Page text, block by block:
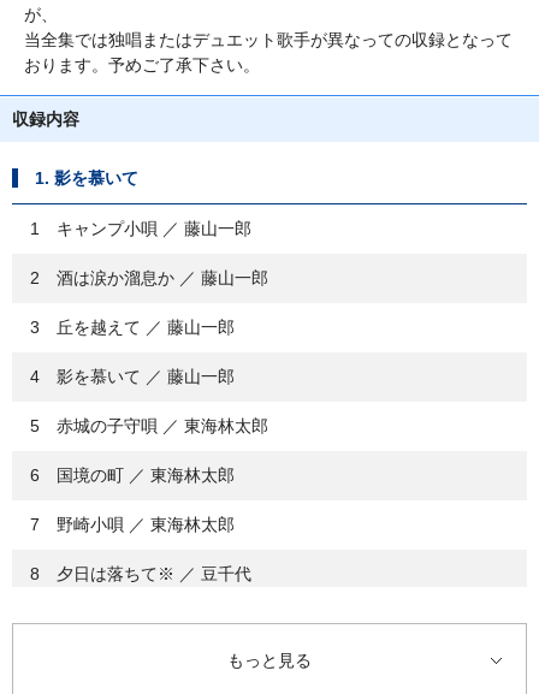
が、
当全集では独唱またはデュエット歌手が異なっての収録となって
おります。予めご了承下さい。
収録内容
1. 影を慕いて
1 キャンプ小唄 ／ 藤山一郎
2 酒は涙か溜息か ／ 藤山一郎
3 丘を越えて ／ 藤山一郎
4 影を慕いて ／ 藤山一郎
5 赤城の子守唄 ／ 東海林太郎
6 国境の町 ／ 東海林太郎
7 野崎小唄 ／ 東海林太郎
8 夕日は落ちて※ ／ 豆千代
9 お夏清十郎 ／ 東海林太郎
10 旅笠道中 ／ 東海林太郎
もっと見る